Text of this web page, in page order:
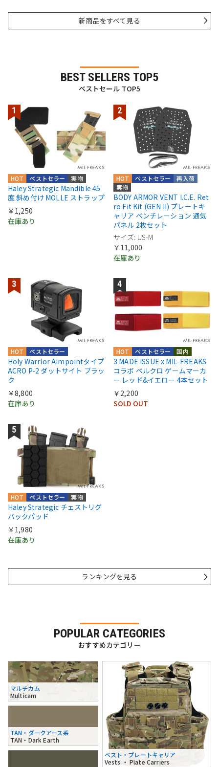
新商品をすべて見る
BEST SELLERS TOP5
ベストセール TOP5
実物
ベストセラー
HOT
Haley Strategic Mandible 45
度 斜め付け MOLLE ストラップ
￥1,250
在庫あり
実物
再入荷
ベストセラー
HOT
BODY ARMOR VENT I.C.E. Ret
ro Fit Kit (GEN II) プレートキ
ャリア ベンチレーション 通気
パネル 2枚セット
サイズ: US-M
￥11,000
在庫あり
ベストセラー
HOT
Holy Warrior Aimpointタイプ
ACRO P-2 ダットサイト ブラッ
ク
￥8,800
在庫あり
国内
ベストセラー
HOT
3 MADE ISSUE x MIL-FREAKS
コラボ ベルクロ ゲームマーカ
ー レッド&イエロー 4本セット
￥2,200
SOLD OUT
実物
ベストセラー
HOT
Haley Strategic チェストリグ
バックパッド
￥1,980
在庫あり
ランキングを見る
POPULAR CATEGORIES
おすすめカテゴリー
マルチカム
Multicam
TAN・ダークアース系
TAN・Dark Earth
ベスト・プレートキャリア
Vests ・ Plate Carriers